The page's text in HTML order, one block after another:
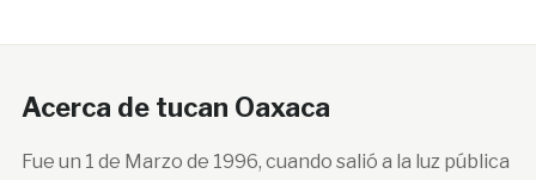
Acerca de tucan Oaxaca
Fue un 1 de Marzo de 1996, cuando salió a la luz pública